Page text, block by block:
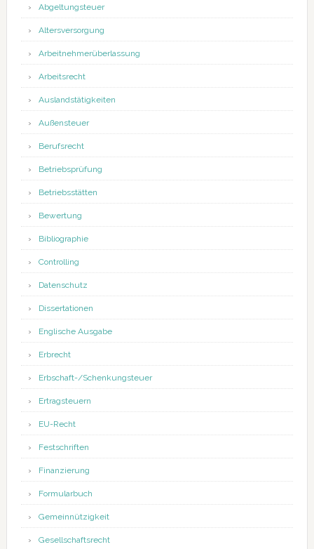
Abgeltungsteuer
Altersversorgung
Arbeitnehmerüberlassung
Arbeitsrecht
Auslandstätigkeiten
Außensteuer
Berufsrecht
Betriebsprüfung
Betriebsstätten
Bewertung
Bibliographie
Controlling
Datenschutz
Dissertationen
Englische Ausgabe
Erbrecht
Erbschaft-/Schenkungsteuer
Ertragsteuern
EU-Recht
Festschriften
Finanzierung
Formularbuch
Gemeinnützigkeit
Gesellschaftsrecht